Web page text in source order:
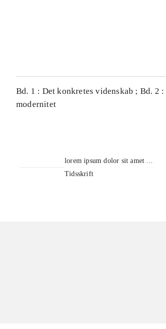
Bd. 1 : Det konkretes videnskab ; Bd. 2
modernitet
lorem ipsum dolor sit amet ...
Tidsskrift